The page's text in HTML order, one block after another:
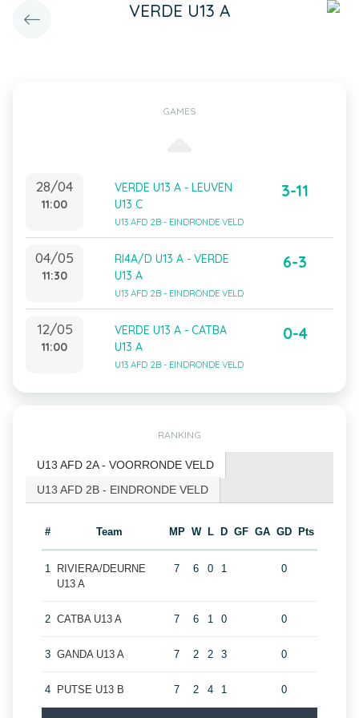
VERDE U13 A
GAMES
28/04
11:00
VERDE U13 A - LEUVEN
U13 C
U13 AFD 2B - EINDRONDE VELD
3-11
04/05
11:30
RI4A/D U13 A - VERDE
U13 A
U13 AFD 2B - EINDRONDE VELD
6-3
12/05
11:00
VERDE U13 A - CATBA
U13 A
U13 AFD 2B - EINDRONDE VELD
0-4
RANKING
U13 AFD 2A - VOORRONDE VELD
U13 AFD 2B - EINDRONDE VELD
# Team MP W L D GF GA GD Pts
1
RIVIERA/DEURNE
U13 A
7 6 0 1 0
2 CATBA U13 A 7 6 1 0 0
3 GANDA U13 A 7 2 2 3 0
4 PUTSE U13 B 7 2 4 1 0